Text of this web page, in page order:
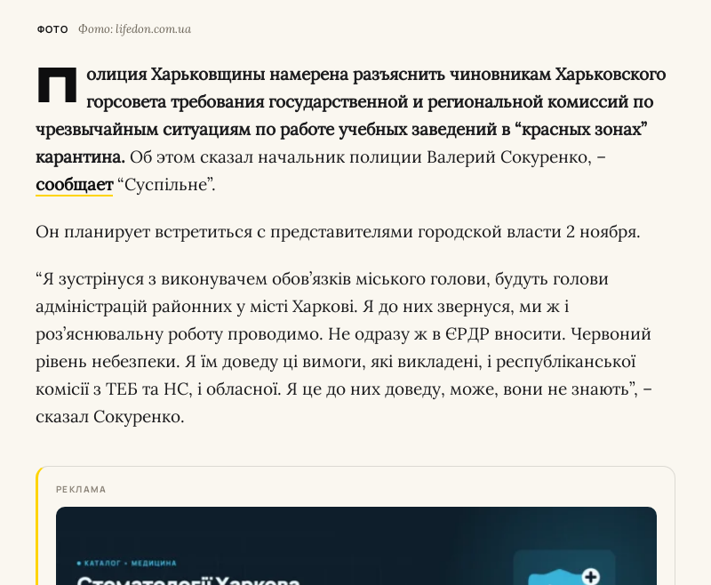
ФОТО Фото: lifedon.com.ua
П олиция Харьковщины намерена разъяснить чиновникам Харьковского
горсовета требования государственной и региональной комиссий по
чрезвычайным ситуациям по работе учебных заведений в “красных зонах”
карантина. Об этом сказал начальник полиции Валерий Сокуренко, –
сообщает“Суспільне”.
Он планирует встретиться с представителями городской власти 2 ноября.
“Я зустрінуся з виконувачем обов’язків міського голови, будуть голови
адміністрацій районних у місті Харкові. Я до них звернуся, ми ж і
роз’яснювальну роботу проводимо. Не одразу ж в ЄРДР вносити. Червоний
рівень небезпеки. Я їм доведу ці вимоги, які викладені, і республіканської
комісії з ТЕБ та НС, і обласної. Я це до них доведу, може, вони не знають”, –
сказал Сокуренко.
РЕКЛАМА